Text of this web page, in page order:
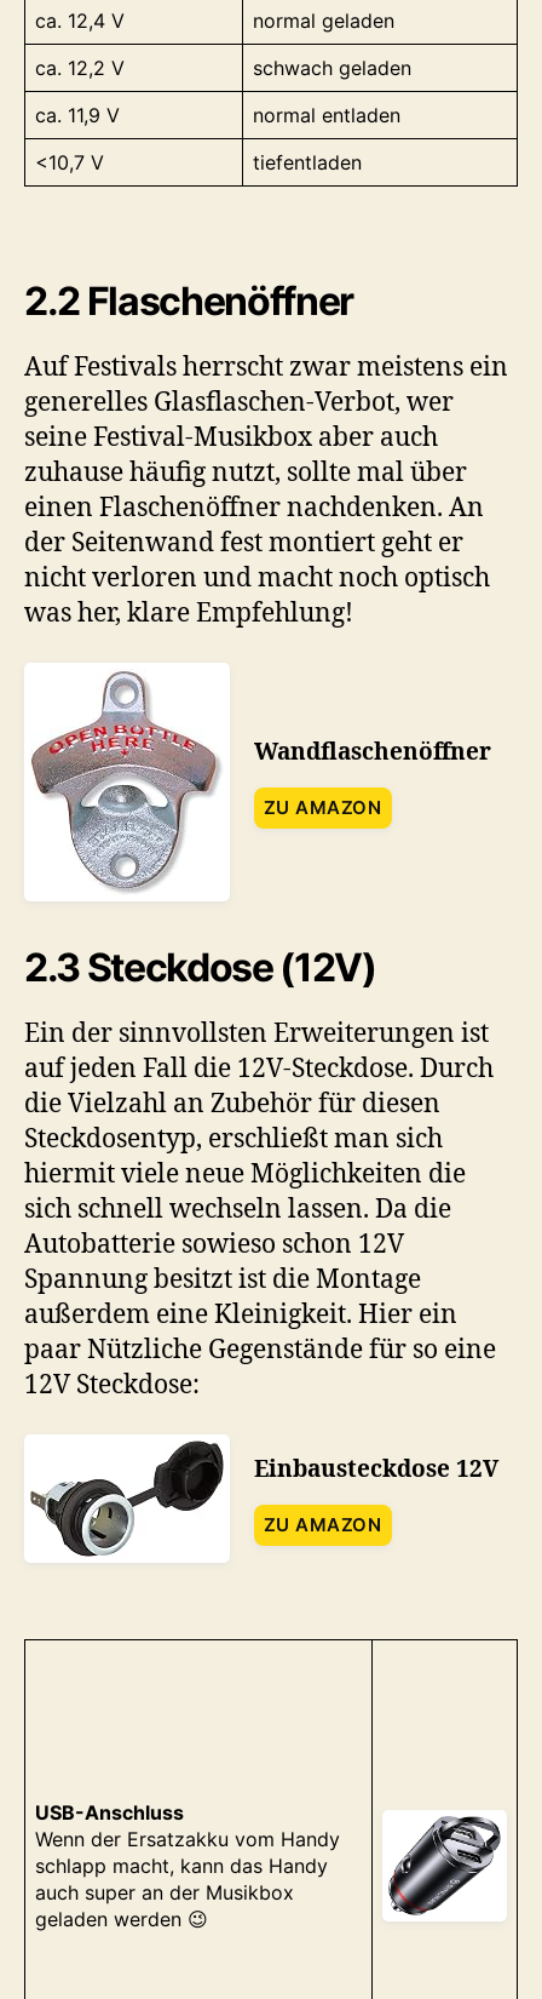
ca. 12,4 V
normal geladen
ca. 12,2 V
schwach geladen
ca. 11,9 V
normal entladen
<10,7 V
tiefentladen
2.2 Flaschenöffner
Auf Festivals herrscht zwar meistens ein
generelles Glasflaschen-Verbot, wer
seine Festival-Musikbox aber auch
zuhause häufig nutzt, sollte mal über
einen Flaschenöffner nachdenken. An
der Seitenwand fest montiert geht er
nicht verloren und macht noch optisch
was her, klare Empfehlung!
Wandflaschenöffner
ZU AMAZON
2.3 Steckdose (12V)
Ein der sinnvollsten Erweiterungen ist
auf jeden Fall die 12V-Steckdose. Durch
die Vielzahl an Zubehör für diesen
Steckdosentyp, erschließt man sich
hiermit viele neue Möglichkeiten die
sich schnell wechseln lassen. Da die
Autobatterie sowieso schon 12V
Spannung besitzt ist die Montage
außerdem eine Kleinigkeit. Hier ein
paar Nützliche Gegenstände für so eine
12V Steckdose:
Einbausteckdose 12V
ZU AMAZON
USB-Anschluss
Wenn der Ersatzakku vom Handy
schlapp macht, kann das Handy
auch super an der Musikbox
geladen werden 😉